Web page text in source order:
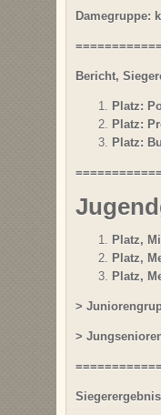
Damegruppe:
Bericht,
Platz:
Platz:
Platz:
Platz,
Platz,
Platz,
>
>